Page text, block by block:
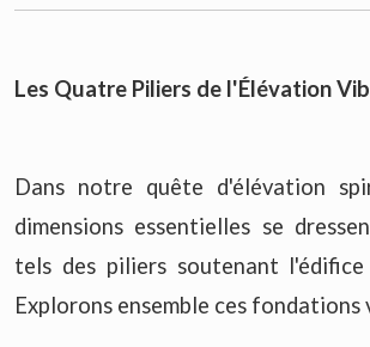
Les Quatre Piliers de l'Élévation
Dans notre quête d'élévation
dimensions essentielles se
tels des piliers soutenant
Explorons ensemble ces